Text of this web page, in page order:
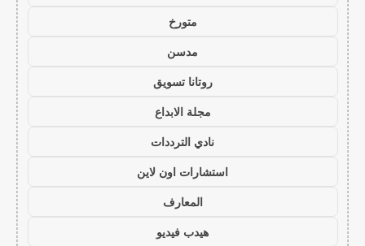
متورخ
مدسن
روتانا تسويق
مجلة الابداع
نادي الترددات
استشارات اون لاين
المعارف
هيدب فيديو